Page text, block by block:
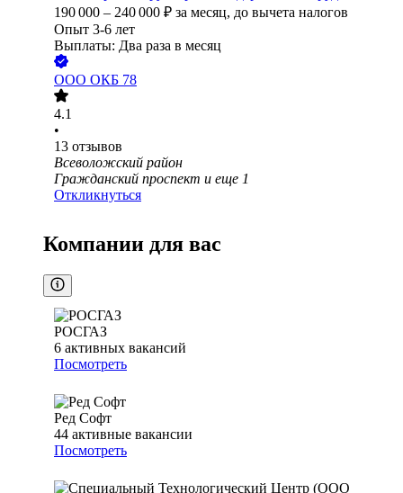
190 000 – 240 000 ₽ за месяц, до вычета налогов
Опыт 3-6 лет
Выплаты: Два раза в месяц
ООО ОКБ 78
4.1
•
13 отзывов
Всеволожский район
Гражданский проспект и еще 1
Откликнуться
Компании для вас
РОСГАЗ
6 активных вакансий
Посмотреть
Ред Софт
44 активные вакансии
Посмотреть